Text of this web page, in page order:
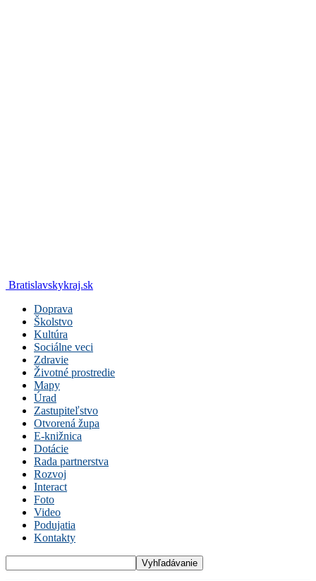
Bratislavskykraj.sk
Doprava
Školstvo
Kultúra
Sociálne veci
Zdravie
Životné prostredie
Mapy
Úrad
Zastupiteľstvo
Otvorená župa
E-knižnica
Dotácie
Rada partnerstva
Rozvoj
Interact
Foto
Video
Podujatia
Kontakty